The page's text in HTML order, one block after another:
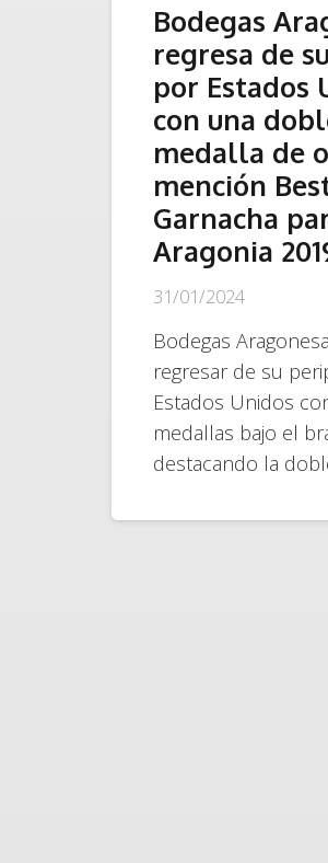
Bodegas
regresa de
por Estados
con una
medalla de
mención
Garnacha
Aragonia
31/01/2024
Bodegas
regresar de su
Estados Unidos
medallas bajo el
destacando la